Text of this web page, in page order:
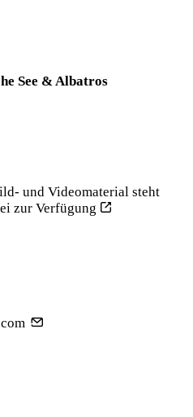
See & Albatros
und Videomaterial steht
zur Verfügung